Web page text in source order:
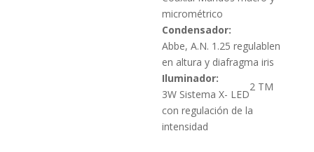
micrométrico
Condensador:
Abbe, A.N. 1.25 regulablen
en altura y diafragma iris
Iluminador:
3W Sistema X- LED
2 TM
con regulación de la
intensidad